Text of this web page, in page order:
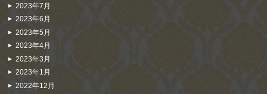
2023年7月
2023年6月
2023年5月
2023年4月
2023年3月
2023年1月
2022年12月